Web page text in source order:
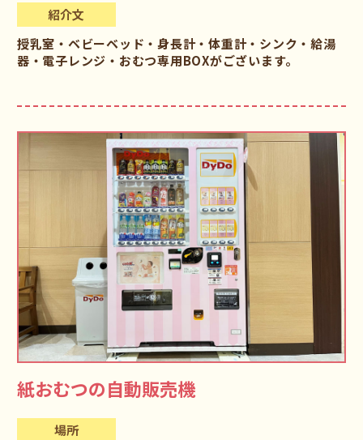
紹介文
授乳室・ベビーベッド・身長計・体重計・シンク・給湯
器・電子レンジ・おむつ専用BOXがございます。
紙おむつの自動販売機
場所